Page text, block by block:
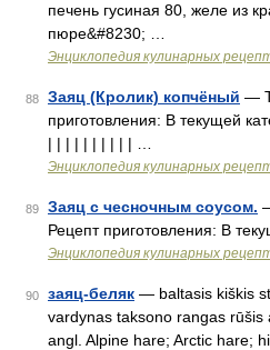
печень гусиная 80, желе из
пюре&#8230; …
Энциклопедия кулинарных
88 Заяц (Кролик) копчёный —
приготовления: В текущей
| | | | | | | | | | …
Энциклопедия кулинарных
89 Заяц с чесночным соусом.
Рецепт приготовления: В
Энциклопедия кулинарных
90 заяц-беляк — baltasis kiškis
vardynas taksono rangas
angl. Alpine hare; Arctic hare;